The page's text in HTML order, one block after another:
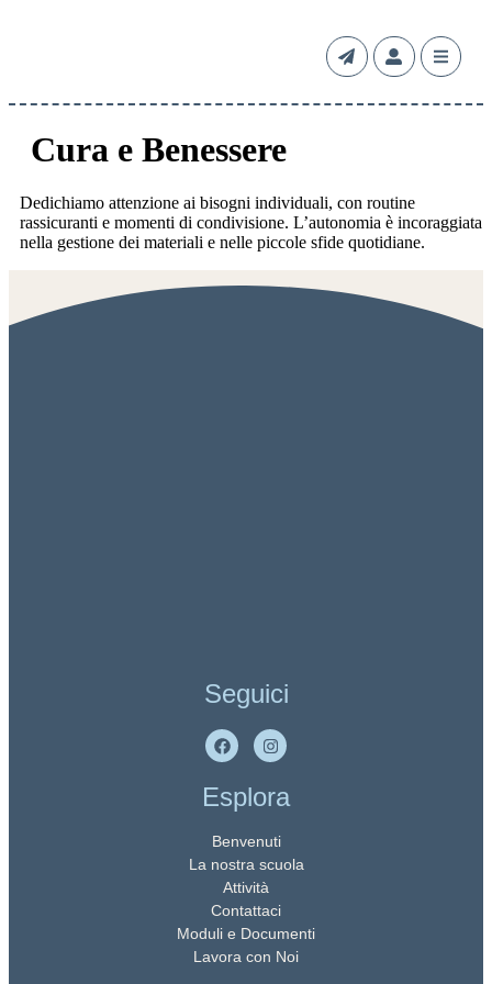
Cura e Benessere
Dedichiamo attenzione ai bisogni individuali, con routine
rassicuranti e momenti di condivisione. L’autonomia è incoraggiata
nella gestione dei materiali e nelle piccole sfide quotidiane.
Seguici
Esplora
Benvenuti
La nostra scuola
Attività
Contattaci
Moduli e Documenti
Lavora con Noi